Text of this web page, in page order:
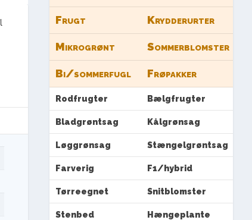
Frugt Krydderurter
Mikrogrønt Sommerblomster
Bi/sommerfugl Frøpakker
Rodfrugter Bælgfrugter
Bladgrøntsag Kålgrønsag
Løggrønsag Stængelgrøntsag
Farverig F1/hybrid
Tørreegnet Snitblomster
Stenbed Hængeplante